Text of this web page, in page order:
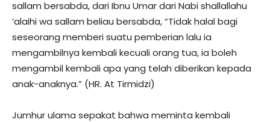
sallam bersabda, dari Ibnu Umar dari Nabi shallallahu
‘alaihi wa sallam beliau bersabda, “Tidak halal bagi
seseorang memberi suatu pemberian lalu ia
mengambilnya kembali kecuali orang tua, ia boleh
mengambil kembali apa yang telah diberikan kepada
anak-anaknya.” (HR. At Tirmidzi)
Jumhur ulama sepakat bahwa meminta kembali